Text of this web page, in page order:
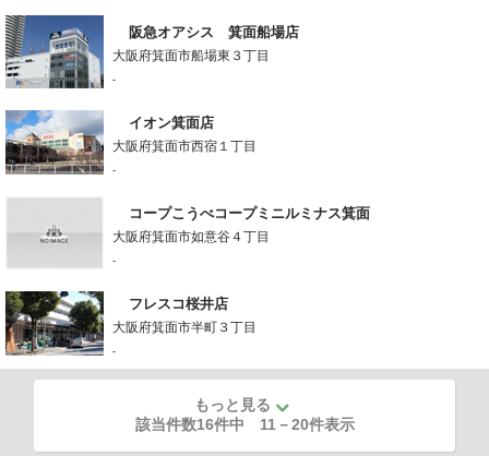
阪急オアシス 箕面船場店
大阪府箕面市船場東３丁目
-
イオン箕面店
大阪府箕面市西宿１丁目
-
コープこうべコープミニルミナス箕面
大阪府箕面市如意谷４丁目
-
フレスコ桜井店
大阪府箕面市半町３丁目
-
もっと見る
該当件数16件中 11 －20件表示